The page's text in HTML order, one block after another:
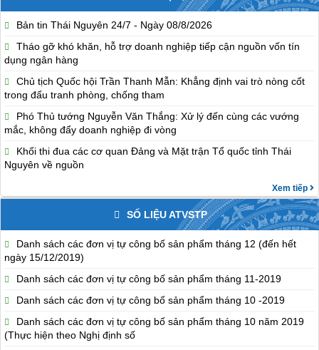
Bản tin Thái Nguyên 24/7 - Ngày 08/8/2026
Tháo gỡ khó khăn, hỗ trợ doanh nghiệp tiếp cận nguồn vốn tín
dụng ngân hàng
Chủ tịch Quốc hội Trần Thanh Mẫn: Khẳng định vai trò nòng cốt
trong đấu tranh phòng, chống tham
Phó Thủ tướng Nguyễn Văn Thắng: Xử lý đến cùng các vướng
mắc, không đẩy doanh nghiệp đi vòng
Khối thi đua các cơ quan Đảng và Mặt trận Tổ quốc tỉnh Thái
Nguyên về nguồn
Xem tiếp
SỐ LIỆU ATVSTP
Danh sách các đơn vị tự công bố sản phẩm tháng 12 (đến hết
ngày 15/12/2019)
Danh sách các đơn vị tự công bố sản phẩm tháng 11-2019
Danh sách các đơn vị tự công bố sản phẩm tháng 10 -2019
Danh sách các đơn vị tự công bố sản phẩm tháng 10 năm 2019
(Thực hiện theo Nghị định số